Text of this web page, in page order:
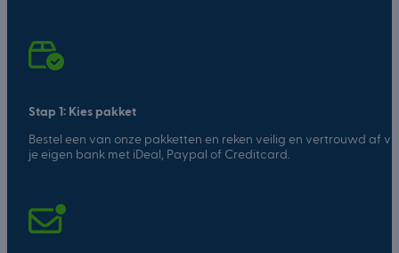
Stap 1: Kies pakket
Bestel een van onze pakketten en reken veilig en vertrouwd af
je eigen bank met iDeal, Paypal of Creditcard.